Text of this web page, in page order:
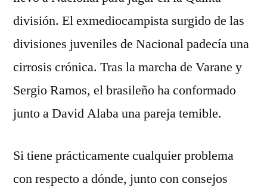
división. El exmediocampista surgido de las
divisiones juveniles de Nacional padecía una
cirrosis crónica. Tras la marcha de Varane y
Sergio Ramos, el brasileño ha conformado
junto a David Alaba una pareja temible.
Si tiene prácticamente cualquier problema
con respecto a dónde, junto con consejos